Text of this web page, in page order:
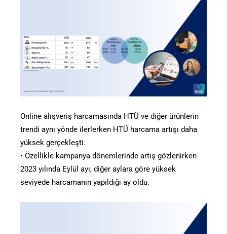
Online alışveriş harcamasında HTÜ ve diğer ürünlerin
trendi aynı yönde ilerlerken HTÜ harcama artışı daha
yüksek gerçekleşti.
• Özellikle kampanya dönemlerinde artış gözlenirken
2023 yılında Eylül ayı, diğer aylara göre yüksek
seviyede harcamanın yapıldığı ay oldu.